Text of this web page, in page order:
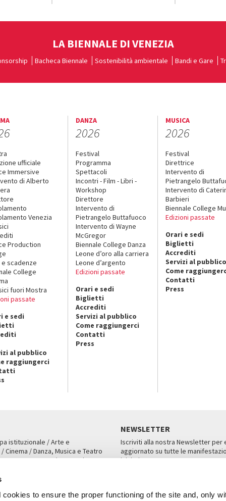
to ensure the proper functioning of the site and, only
LA BIENNALE DI VENEZIA
Bacheca Biennale Sostenibilità ambientale Bandi e Gare
ufficiale
Immersive
di Alberto
Venezia
Production
e scadenze
College
fuori Mostra
passate
e sedi
al pubblico
raggiungerci
DANZA
2026
Festival
Programma
Spettacoli
Incontri - Film - Libri -
Workshop
Direttore
Intervento di
Pietrangelo Buttafuoco
Intervento di Wayne
McGregor
Biennale College Danza
Leone d’oro alla carriera
Leone d’argento
Edizioni passate
Orari e sedi
Biglietti
Accrediti
Servizi al pubblico
Come raggiungerci
Contatti
Press
MUSICA
2026
Festival
Direttrice
Intervento di
Pietrangelo
Intervento di
Barbieri
Biennale College
Edizioni passate
Orari e sedi
Biglietti
Accrediti
Servizi al pubblico
Come
Contatti
Press
istituzionale / Arte e
Cinema / Danza, Musica e Teatro
San Marco 1364/A, Venezia
NEWSLETTER
Iscriviti alla nostra Newsletter per
aggiornato su tutte le
iniziative.